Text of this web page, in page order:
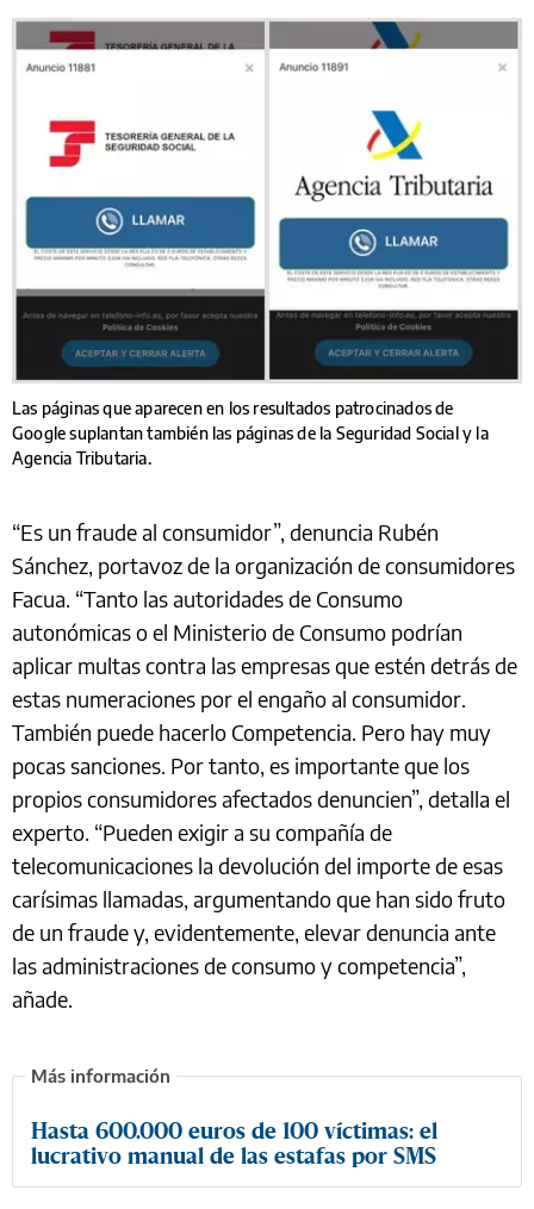
Las páginas que aparecen en los resultados patrocinados de
Google suplantan también las páginas de la Seguridad Social y la
Agencia Tributaria.
“Es un fraude al consumidor”, denuncia Rubén
Sánchez, portavoz de la organización de consumidores
Facua. “Tanto las autoridades de Consumo
autonómicas o el Ministerio de Consumo podrían
aplicar multas contra las empresas que estén detrás de
estas numeraciones por el engaño al consumidor.
También puede hacerlo Competencia. Pero hay muy
pocas sanciones. Por tanto, es importante que los
propios consumidores afectados denuncien”, detalla el
experto. “Pueden exigir a su compañía de
telecomunicaciones la devolución del importe de esas
carísimas llamadas, argumentando que han sido fruto
de un fraude y, evidentemente, elevar denuncia ante
las administraciones de consumo y competencia”,
añade.
Hasta 600.000 euros de 100 víctimas: el
lucrativo manual de las estafas por SMS